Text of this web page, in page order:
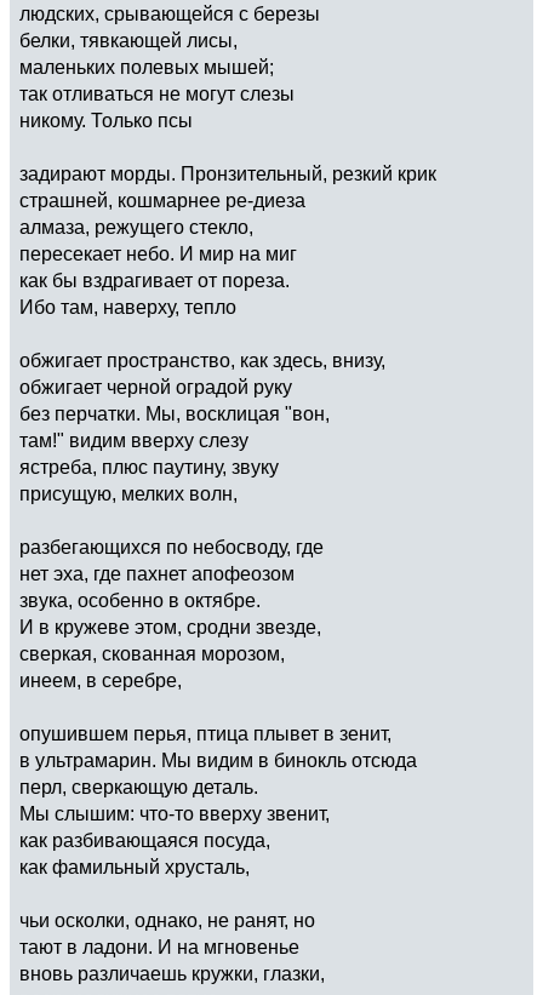
людских, срывающейся с березы
белки, тявкающей лисы,
маленьких полевых мышей;
так отливаться не могут слезы
никому. Только псы
задирают морды. Пронзительный, резкий крик
страшней, кошмарнее ре-диеза
алмаза, режущего стекло,
пересекает небо. И мир на миг
как бы вздрагивает от пореза.
Ибо там, наверху, тепло
обжигает пространство, как здесь, внизу,
обжигает черной оградой руку
без перчатки. Мы, восклицая "вон,
там!" видим вверху слезу
ястреба, плюс паутину, звуку
присущую, мелких волн,
разбегающихся по небосводу, где
нет эха, где пахнет апофеозом
звука, особенно в октябре.
И в кружеве этом, сродни звезде,
сверкая, скованная морозом,
инеем, в серебре,
опушившем перья, птица плывет в зенит,
в ультрамарин. Мы видим в бинокль отсюда
перл, сверкающую деталь.
Мы слышим: что-то вверху звенит,
как разбивающаяся посуда,
как фамильный хрусталь,
чьи осколки, однако, не ранят, но
тают в ладони. И на мгновенье
вновь различаешь кружки, глазки,